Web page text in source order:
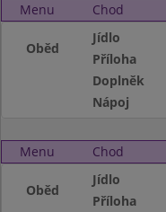
Menu
Chod
Oběd
Jídlo
Příloha
Doplněk
Nápoj
Menu Chod
Oběd
Jídlo
Příloha